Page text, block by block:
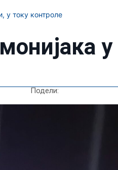
у току контроле
у
Подели: